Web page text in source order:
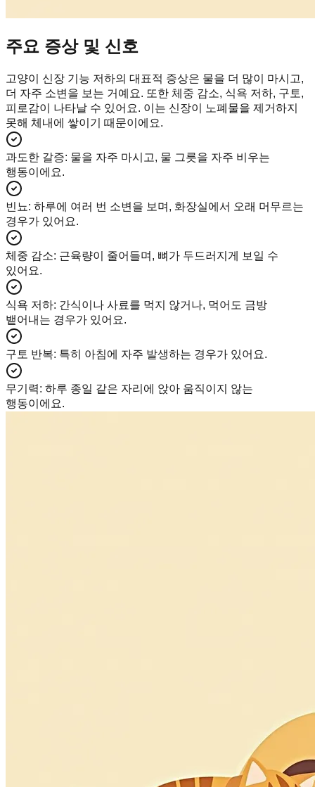
주요 증상 및 신호
고양이 신장 기능 저하의 대표적 증상은 물을 더 많이 마시고,
더 자주 소변을 보는 거예요. 또한 체중 감소, 식욕 저하, 구토,
피로감이 나타날 수 있어요. 이는 신장이 노폐물을 제거하지
못해 체내에 쌓이기 때문이에요.
과도한 갈증: 물을 자주 마시고, 물 그릇을 자주 비우는
행동이에요.
빈뇨: 하루에 여러 번 소변을 보며, 화장실에서 오래 머무르는
경우가 있어요.
체중 감소: 근육량이 줄어들며, 뼈가 두드러지게 보일 수
있어요.
식욕 저하: 간식이나 사료를 먹지 않거나, 먹어도 금방
뱉어내는 경우가 있어요.
구토 반복: 특히 아침에 자주 발생하는 경우가 있어요.
무기력: 하루 종일 같은 자리에 앉아 움직이지 않는
행동이에요.